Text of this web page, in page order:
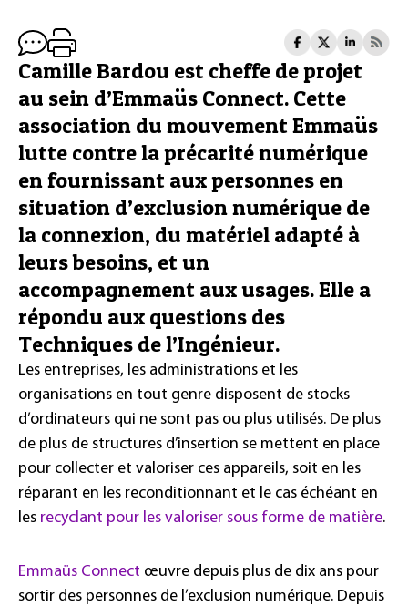
Camille Bardou est cheffe de projet
au sein d’Emmaüs Connect. Cette
association du mouvement Emmaüs
lutte contre la précarité numérique
en fournissant aux personnes en
situation d’exclusion numérique de
la connexion, du matériel adapté à
leurs besoins, et un
accompagnement aux usages. Elle a
répondu aux questions des
Techniques de l’Ingénieur.
Les entreprises, les administrations et les
organisations en tout genre disposent de stocks
d’ordinateurs qui ne sont pas ou plus utilisés. De plus
de plus de structures d’insertion se mettent en place
pour collecter et valoriser ces appareils, soit en les
réparant en les reconditionnant et le cas échéant en
les recyclant pour les valoriser sous forme de matière.
Emmaüs Connect œuvre depuis plus de dix ans pour
sortir des personnes de l’exclusion numérique. Depuis